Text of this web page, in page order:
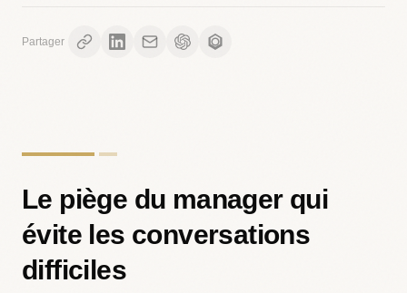
Partager
Le piège du manager qui
évite les conversations
difficiles